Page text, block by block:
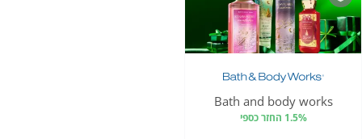
Bath and body works
1.5% החזר כספי